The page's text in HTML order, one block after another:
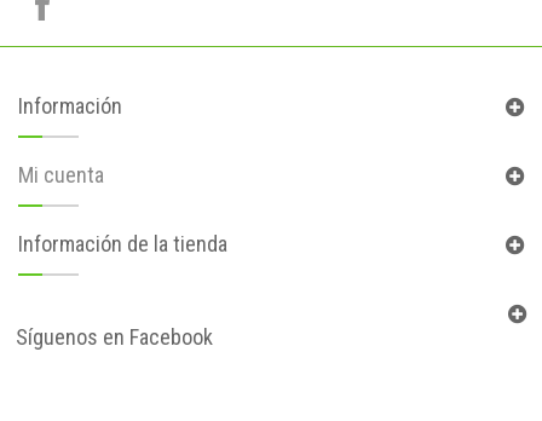
Información
Mi cuenta
Información de la tienda
Síguenos en Facebook